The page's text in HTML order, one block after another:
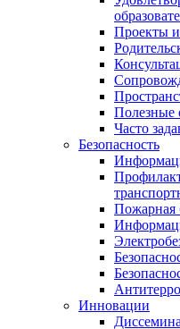
Проекты
Полезные
Часто
Безопасность
Пожарная
Инновации